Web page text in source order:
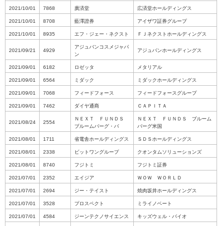
2021/10/01 7868 廣済堂 広済堂ホールディングス
2021/10/01 8708 藍澤證券 アイザワ証券グループ
2021/10/01 8935 エフ・ジェー・ネクスト ＦＪネクストホールディングス
2021/09/21 4929
アジュバンコスメジャパ
ン
アジュバンホールディングス
2021/09/01 6182 ロゼッタ メタリアル
2021/09/01 6564 ミダック ミダックホールディングス
2021/09/01 7068 フィードフォース フィードフォースグループ
2021/09/01 7462 ダイヤ通商 ＣＡＰＩＴＡ
2021/08/24 2554
ＮＥＸＴ ＦＵＮＤＳ
ブルームバーグ・バ
ＮＥＸＴ ＦＵＮＤＳ ブルーム
バーグ米国
2021/08/01 1711 省電舎ホールディングス ＳＤＳホールディングス
2021/08/01 2338 ビットワングループ クオンタムソリューションズ
2021/08/01 8740 フジトミ フジトミ証券
2021/07/01 2352 エイジア ＷＯＷ ＷＯＲＬＤ
2021/07/01 2694 ジー・テイスト 焼肉坂井ホールディングス
2021/07/01 3528 プロスペクト ミライノベート
2021/07/01 4584 ジーンテクノサイエンス キッズウェル・バイオ